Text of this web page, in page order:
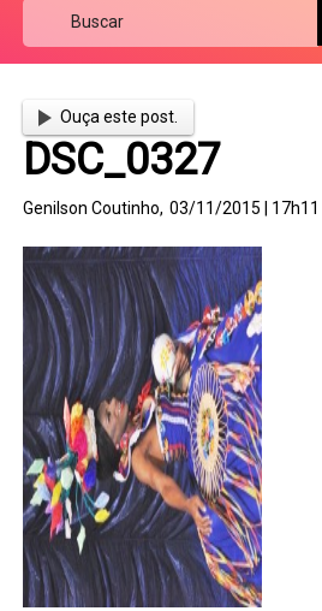
Ouça este post.
DSC_0327
Genilson Coutinho, 03/11/2015 | 17h11